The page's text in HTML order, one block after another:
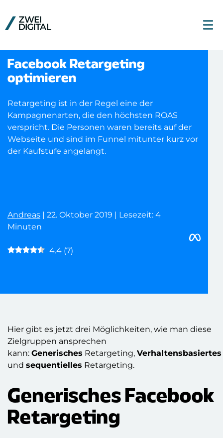
Facebook Retargeting
optimieren
Retargeting ist in der Regel eine der
Kampagnenarten, die den höchsten ROAS
verspricht. Die Personen waren bereits auf der
Webseite und sind im Funnel mitunter kurz vor
der Kaufstufe angelangt.
Andreas | 22. Oktober 2019 | Lesezeit: 4
Minuten
4.4 (7)
Hier gibt es jetzt drei Möglichkeiten, wie man diese
Zielgruppen ansprechen
kann: Generisches Retargeting, Verhaltensbasiertes
und sequentielles Retargeting.
Generisches Facebook
Retargeting